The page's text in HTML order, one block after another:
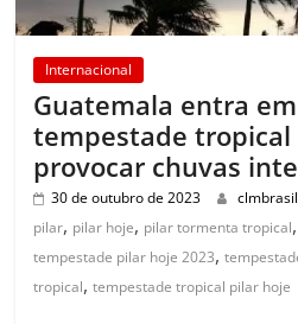
Internacional
Guatemala entra
tempestade tropical
provocar chuvas
30 de outubro de 2023 clmbrasil
pilar, pilar hoje, pilar tormenta tropical
tempestade pilar hoje 2023,
tropical,tempestade tropical pilar hoje